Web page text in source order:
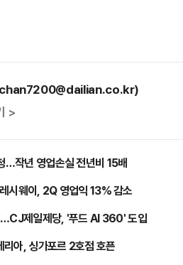
>
…작년 영업손실 전년비 15배
시웨이, 2Q 영업익 13% 감소
제일제당, '푸드 AI 360' 도입
아, 싱가포르 2호점 호픈